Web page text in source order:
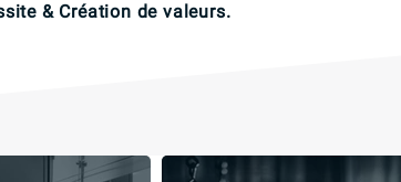
& Création de valeurs.